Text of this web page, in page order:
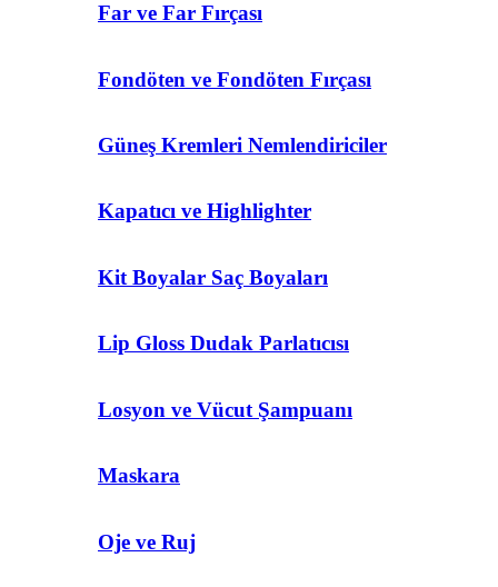
Far ve Far Fırçası
Fondöten ve Fondöten Fırçası
Güneş Kremleri Nemlendiriciler
Kapatıcı ve Highlighter
Kit Boyalar Saç Boyaları
Lip Gloss Dudak Parlatıcısı
Losyon ve Vücut Şampuanı
Maskara
Oje ve Ruj